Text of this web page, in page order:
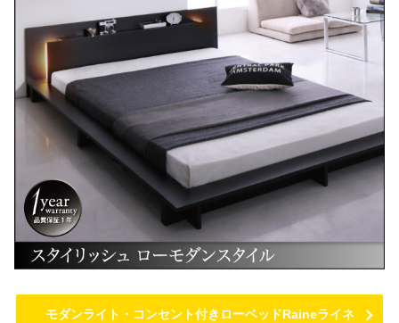
モダンライト・コンセント付きローベッドRaineライネ